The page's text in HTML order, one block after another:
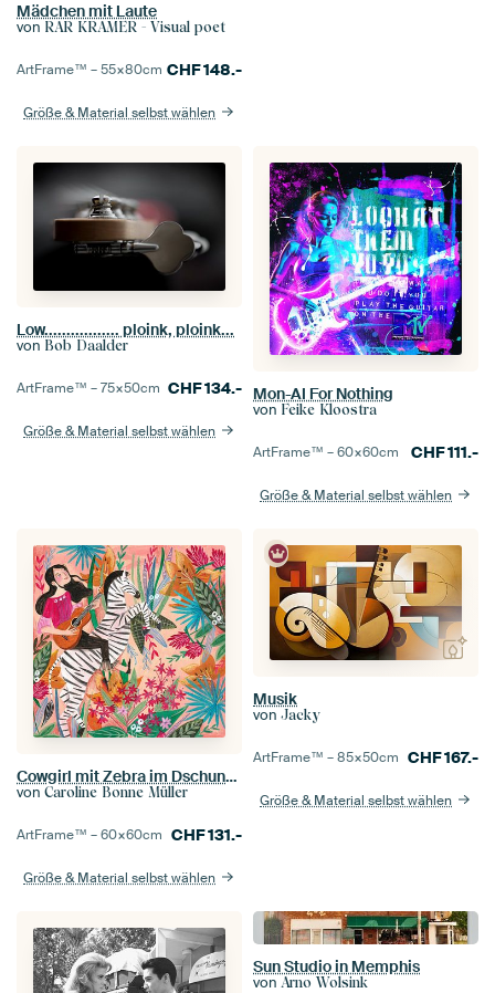
Mädchen mit Laute
von RAR KRAMER - Visual poet
ArtFrame™ –55×80cm CHF148.-
Größe & Material selbst wählen
Low................. ploink, ploink...
von Bob Daalder
ArtFrame™ –75×50cm CHF134.-
Größe & Material selbst wählen
Mon-AI For Nothing
von Feike Kloostra
ArtFrame™ –60×60cm CHF111.-
Größe & Material selbst wählen
Cowgirl mit Zebra im Dschungel
von Caroline Bonne Müller
ArtFrame™ –60×60cm CHF131.-
Größe & Material selbst wählen
Musik
von Jacky
ArtFrame™ –85×50cm CHF167.-
Größe & Material selbst wählen
Sun Studio in Memphis
von Arno Wolsink